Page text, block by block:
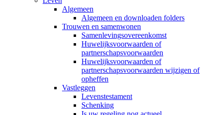
Algemeen
Algemeen en downloaden folders
Trouwen en samenwonen
Samenlevingsovereenkomst
Huwelijksvoorwaarden of
partnerschapsvoorwaarden
Huwelijksvoorwaarden of
partnerschapsvoorwaarden wijzigen of
opheffen
Vastleggen
Levenstestament
Schenking